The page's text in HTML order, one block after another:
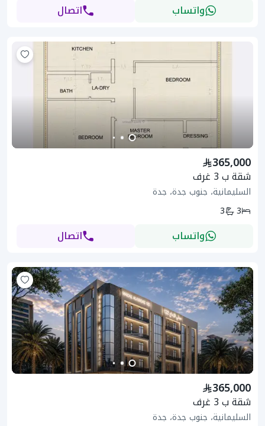
واتساب اتصال
365,000
شقة ب 3 غرف
السليمانية، جنوب جدة، جدة
3
3
واتساب اتصال
365,000
شقة ب 3 غرف
السليمانية، جنوب جدة، جدة